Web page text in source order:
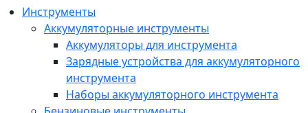
Инструменты
Аккумуляторные инструменты
Аккумуляторы для инструмента
Зарядные устройства для аккумуляторного
инструмента
Наборы аккумуляторного инструмента